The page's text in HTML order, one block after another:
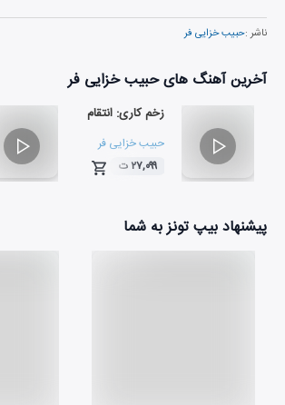
ناشر :حبیب خزایی فر
آخرین آهنگ های حبیب خزایی فر
زخم کاری: انتقام
حبیب خزایی فر
۰۳:۱۳
۲۷,۰۹۹ ت
پیشنهاد بیپ تونز به شما